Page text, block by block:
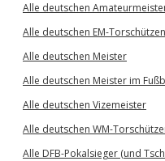
Alle deutschen
Alle deutschen EM-Torschützen
Alle deutschen Meister
Alle deutschen Meister im
Alle deutschen Vizemeister
Alle deutschen WM-
Alle DFB-Pokalsieger (und